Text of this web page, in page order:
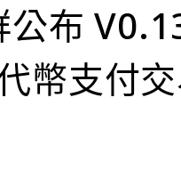
布
幣支付